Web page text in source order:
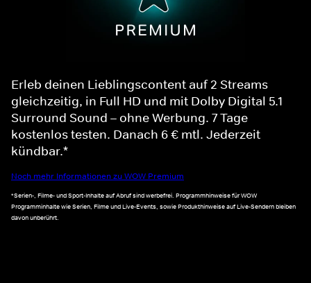
Erleb deinen Lieblingscontent auf 2 Streams
gleichzeitig, in Full HD und mit Dolby Digital 5.1
Surround Sound – ohne Werbung. 7 Tage
kostenlos testen. Danach 6 € mtl. Jederzeit
kündbar.*
Noch mehr Informationen zu WOW Premium
*Serien-, Filme- und Sport-Inhalte auf Abruf sind werbefrei. Programmhinweise für WOW
Programminhalte wie Serien, Filme und Live-Events, sowie Produkthinweise auf Live-Sendern bleiben
davon unberührt.